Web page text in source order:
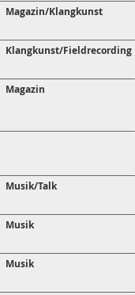
Magazin/Klangkunst
Klangkunst/Fieldrecording
Magazin
Musik/Talk
Musik
Musik